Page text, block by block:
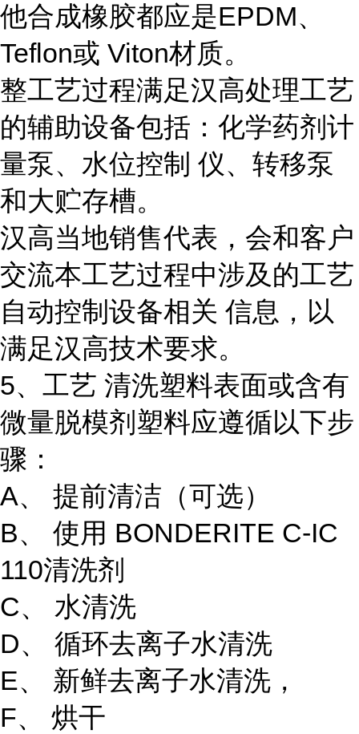
他合成橡胶都应是EPDM、
Teflon或 Viton材质。
整工艺过程满足汉高处理工艺
的辅助设备包括：化学药剂计
量泵、水位控制 仪、转移泵
和大贮存槽。
汉高当地销售代表，会和客户
交流本工艺过程中涉及的工艺
自动控制设备相关 信息，以
满足汉高技术要求。
5、工艺 清洗塑料表面或含有
微量脱模剂塑料应遵循以下步
骤：
A、 提前清洁（可选）
B、 使用 BONDERITE C-IC
110清洗剂
C、 水清洗
D、 循环去离子水清洗
E、 新鲜去离子水清洗，
F、 烘干